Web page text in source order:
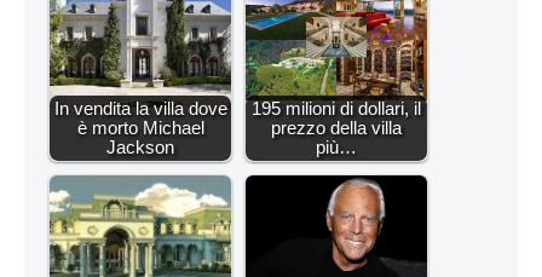
In vendita la villa dove
è morto Michael
Jackson
195 milioni di dollari, il
prezzo della villa
più…